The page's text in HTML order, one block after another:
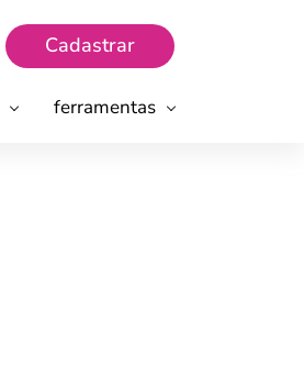
Cadastrar
ferramentas